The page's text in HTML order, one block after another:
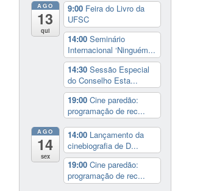
AGO
13
qui
9:00 Feira do Livro da
UFSC
14:00 Seminário
Internacional ‘Ninguém...
14:30 Sessão Especial
do Conselho Esta...
19:00 Cine paredão:
programação de rec...
AGO
14
sex
14:00 Lançamento da
cinebiografia de D...
19:00 Cine paredão:
programação de rec...